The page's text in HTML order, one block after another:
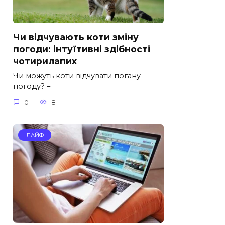
Чи відчувають коти зміну
погоди: інтуїтивні здібності
чотирилапих
Чи можуть коти відчувати погану
погоду? –
0 8
ЛАЙФ